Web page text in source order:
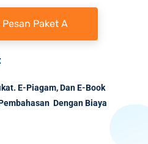
Paket A
E-Piagam, Dan E-Book
Dengan Biaya